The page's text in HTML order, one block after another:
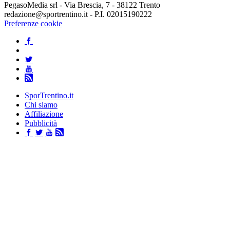
PegasoMedia srl - Via Brescia, 7 - 38122 Trento
redazione@sportrentino.it - P.I. 02015190222
Preferenze cookie
SporTrentino.it
Chi siamo
Affiliazione
Pubblicità